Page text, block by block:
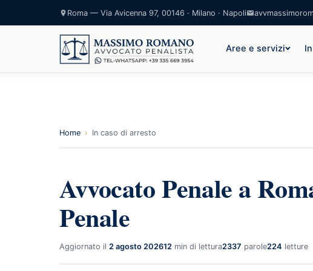
Roma — Via Avicenna 97, 00146 · Milano · Napoli
Aree e servizi
Home › In caso di arresto
Avvocato Penale a
Penale
Aggiornato il 2 agosto 202612 min di lettura2337 parole224 letture